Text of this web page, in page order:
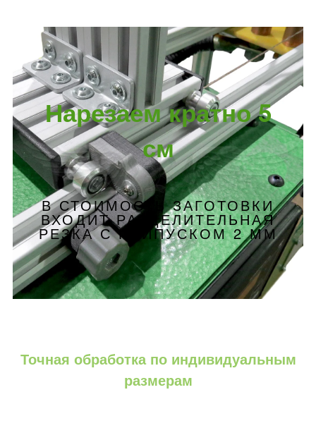
Нарезаем кратно 5
см
В СТОИМОСТЬ ЗАГОТОВКИ
ВХОДИТ РАЗДЕЛИТЕЛЬНАЯ
РЕЗКА С ПРИПУСКОМ 2 ММ
Точная обработка по индивидуальным
размерам